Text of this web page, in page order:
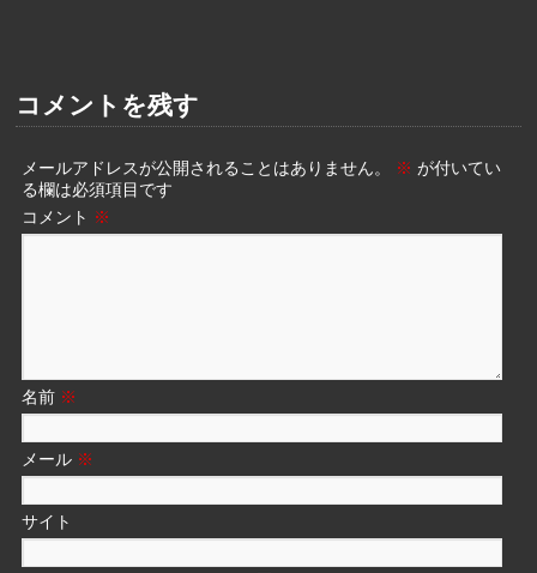
コメントを残す
メールアドレスが公開されることはありません。 ※ が付いてい
る欄は必須項目です
コメント ※
名前 ※
メール ※
サイト